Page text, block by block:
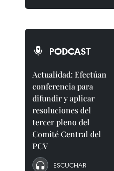
PODCAST
Actualidad: Efectúan
conferencia para
difundir y aplicar
resoluciones del
tercer pleno del
Comité Central del
PCV
ESCUCHAR